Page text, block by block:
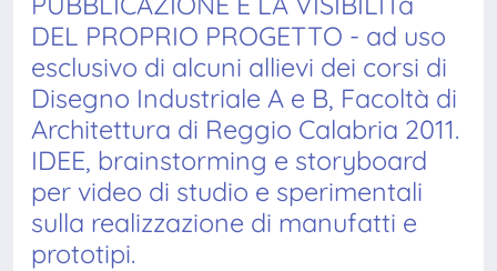
DEL PROPRIO PROGETTO - ad uso
esclusivo di alcuni allievi dei corsi di
Disegno Industriale A e B, Facoltà di
Architettura di Reggio Calabria 2011.
IDEE, brainstorming e storyboard
per video di studio e sperimentali
sulla realizzazione di manufatti e
prototipi.